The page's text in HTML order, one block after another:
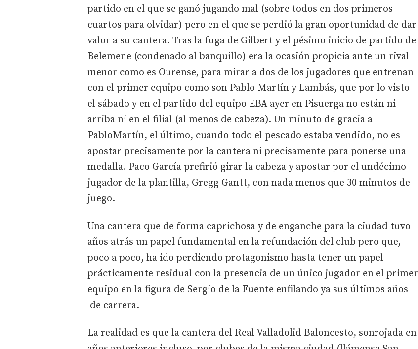
partido en el que se ganó jugando mal (sobre todos en dos primeros
cuartos para olvidar) pero en el que se perdió la gran oportunidad de dar
valor a su cantera. Tras la fuga de Gilbert y el pésimo inicio de partido de
Belemene (condenado al banquillo) era la ocasión propicia ante un rival
menor como es Ourense, para mirar a dos de los jugadores que entrenan
con el primer equipo como son Pablo Martín y Lambás, que por lo visto
el sábado y en el partido del equipo EBA ayer en Pisuerga no están ni
arriba ni en el filial (al menos de cabeza). Un minuto de gracia a
PabloMartín, el último, cuando todo el pescado estaba vendido, no es
apostar precisamente por la cantera ni precisamente para ponerse una
medalla. Paco García prefirió girar la cabeza y apostar por el undécimo
jugador de la plantilla, Gregg Gantt, con nada menos que 30 minutos de
juego.
Una cantera que de forma caprichosa y de enganche para la ciudad tuvo
años atrás un papel fundamental en la refundación del club pero que,
poco a poco, ha ido perdiendo protagonismo hasta tener un papel
prácticamente residual con la presencia de un único jugador en el primer
equipo en la figura de Sergio de la Fuente enfilando ya sus últimos años
de carrera.
La realidad es que la cantera del Real Valladolid Baloncesto, sonrojada en